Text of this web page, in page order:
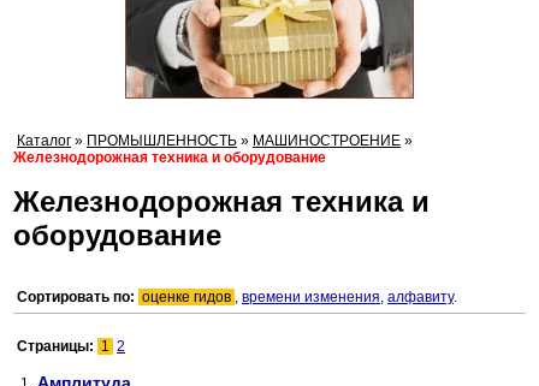
Каталог » ПРОМЫШЛЕННОСТЬ » МАШИНОСТРОЕНИЕ »
Железнодорожная техника и оборудование
Железнодорожная техника и
оборудование
Сортировать по: оценке гидов , времени изменения, алфавиту.
Страницы: 1 2